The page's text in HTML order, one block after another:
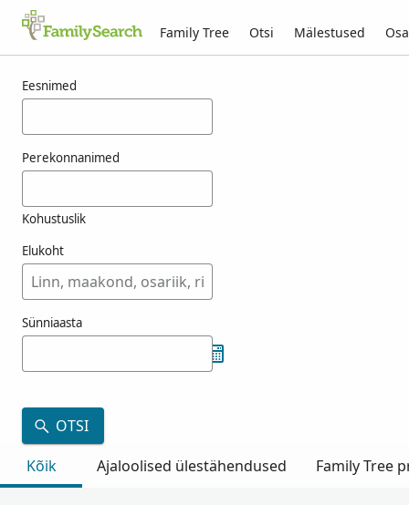
Family Tree Otsi Mälestused
Eesnimed
Perekonnanimed
Kohustuslik
Elukoht
Sünniaasta
OTSI
Kõik
Ajaloolised ülestähendused Family Tree